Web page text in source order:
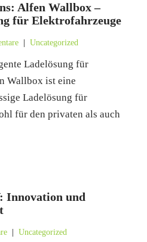
Alfen Wallbox –
für Elektrofahrzeuge
Uncategorized
Ladelösung für
Wallbox ist eine
Ladelösung für
für den privaten als auch
Innovation und
Uncategorized